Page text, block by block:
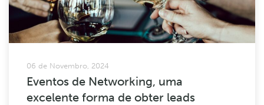
06 de Novembro, 2024
Eventos de Networking, uma
excelente forma de obter leads